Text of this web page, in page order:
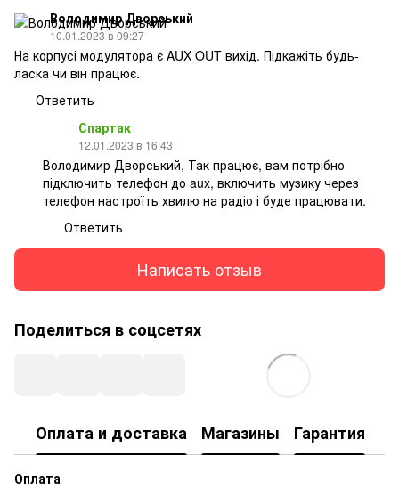
Володимир Дворський
10.01.2023 в 09:27
На корпусі модулятора є AUX OUT вихід. Підкажіть будь-
ласка чи він працює.
Ответить
Спартак
12.01.2023 в 16:43
Володимир Дворський, Так працює, вам потрібно
підключить телефон до aux, включить музику через
телефон настроїть хвилю на радіо і буде працювати.
Ответить
Написать отзыв
Поделиться в соцсетях
Оплата и доставка Магазины Гарантия
Оплата